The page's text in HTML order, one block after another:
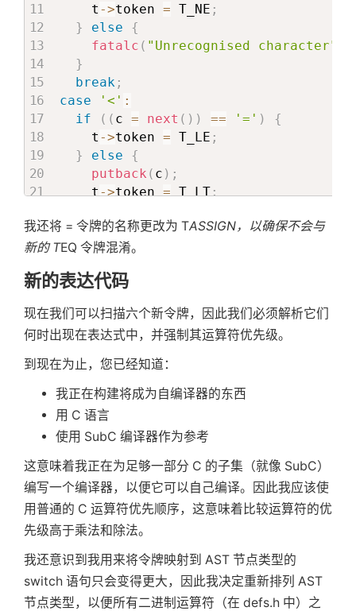
    t
->token = T_NE ;
}
else
{
fatalc ( "Unrecognised character"
}
break ;
case
'<' :
if
( ( c = next ( ) ) == '=' )
{
    t
->token = T_LE ;
}
else
{
putback ( c ) ;
    t
->token = T_LT;
break;
case '>':
    t
->token
putback (c );
    t
->token = T_GT;
}
break;
我还将 = 令牌的名称更改为 TASSIGN，以确保不会与
新的 TEQ 令牌混淆。
新的表达代码
现在我们可以扫描六个新令牌，因此我们必须解析它们
何时出现在表达式中，并强制其运算符优先级。
到现在为止，您已经知道：
我正在构建将成为自编译器的东西
用 C 语言
使用 SubC 编译器作为参考
这意味着我正在为足够一部分 C 的子集（就像 SubC）
编写一个编译器，以便它可以自己编译。因此我应该使
用普通的 C 运算符优先顺序，这意味着比较运算符的优
先级高于乘法和除法。
我还意识到我用来将令牌映射到 AST 节点类型的
switch 语句只会变得更大，因此我决定重新排列 AST
节点类型，以便所有二进制运算符（在 defs.h 中）之